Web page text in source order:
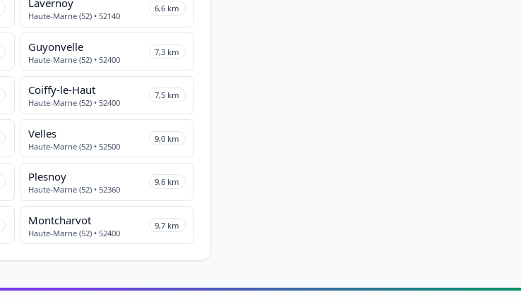
Lavernoy
Haute-Marne (52) • 52140
6,6 km
Guyonvelle
Haute-Marne (52) • 52400
7,3 km
Coiffy-le-Haut
Haute-Marne (52) • 52400
7,5 km
Velles
Haute-Marne (52) • 52500
9,0 km
Plesnoy
Haute-Marne (52) • 52360
9,6 km
Montcharvot
Haute-Marne (52) • 52400
9,7 km